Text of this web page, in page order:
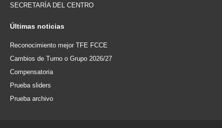
SECRETARÍA DEL CENTRO
Últimas noticias
Reconocimiento mejor TFE FCCE
Cambios de Turno o Grupo 2026/27
Compensatoria
Prueba sliders
Prueba archivo